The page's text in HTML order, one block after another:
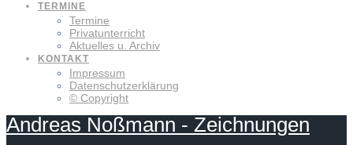
TERMINE
Termine
Privatunterricht
Aktuelles u. Archiv
KONTAKT
Impressum
Datenschutzerklärung
© Copyright
Andreas Noßmann - Zeichnungen